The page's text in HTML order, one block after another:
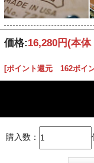
価格:16,280円(本体
[ポイント還元 162ポイ
購入数：